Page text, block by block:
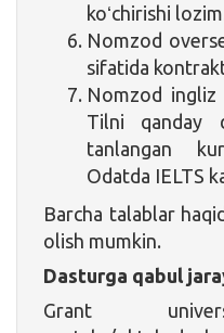
koʻchirishi
Nomzod
sifatida
Nomzod ingliz
Tilni qanday
tanlangan
Odatda IELTS
Barcha talablar
olish mumkin.
Dasturga qabul
Grant